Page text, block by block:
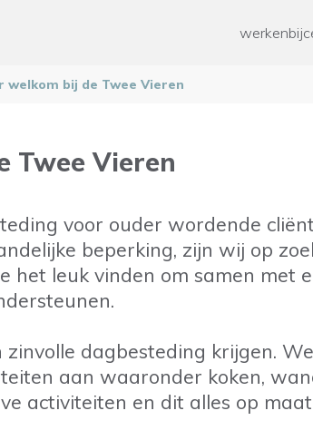
een
Geestelijke gezondheidszorg
welkom bij de Twee Vieren
Twee Vieren
voor ouder wordende
beperking, zijn wij op
het leuk vinden om samen met
zinvolle dagbesteding krijgen.
aan waaronder koken,
activiteiten en dit alles op